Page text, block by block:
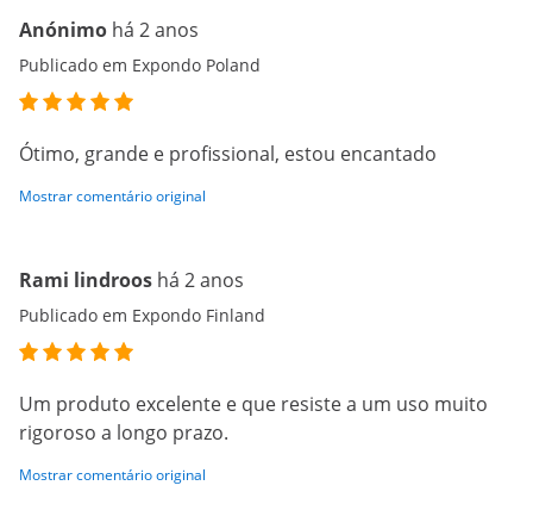
Anónimo há 2 anos
Publicado em Expondo Poland
Ótimo, grande e profissional, estou encantado
Mostrar comentário original
Rami lindroos há 2 anos
Publicado em Expondo Finland
Um produto excelente e que resiste a um uso muito
rigoroso a longo prazo.
Mostrar comentário original